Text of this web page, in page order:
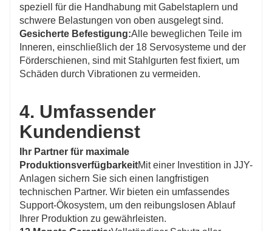
speziell für die Handhabung mit Gabelstaplern und
schwere Belastungen von oben ausgelegt sind.
Gesicherte Befestigung:Alle beweglichen Teile im
Inneren, einschließlich der 18 Servosysteme und der
Förderschienen, sind mit Stahlgurten fest fixiert, um
Schäden durch Vibrationen zu vermeiden.
4. Umfassender
Kundendienst
Ihr Partner für maximale
ProduktionsverfügbarkeitMit einer Investition in JJY-
Anlagen sichern Sie sich einen langfristigen
technischen Partner. Wir bieten ein umfassendes
Support-Ökosystem, um den reibungslosen Ablauf
Ihrer Produktion zu gewährleisten.